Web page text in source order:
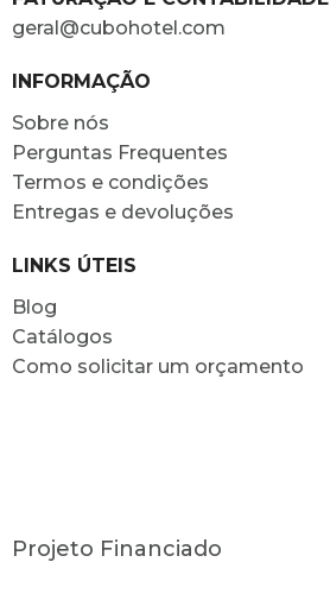
geral@cubohotel.com
INFORMAÇÃO
Sobre nós
Perguntas Frequentes
Termos e condições
Entregas e devoluções
LINKS ÚTEIS
Blog
Catálogos
Como solicitar um orçamento
Projeto Financiado